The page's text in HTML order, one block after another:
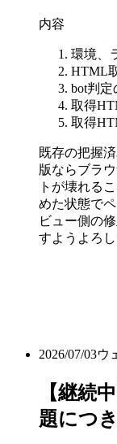
内容
環境、
HTML
bot判
取得
取得
既存の把握
版ならブラ
トが壊れる
めた状態で
ビュー側の
すようよろ
2026/07/03ウ
【継続
題につ